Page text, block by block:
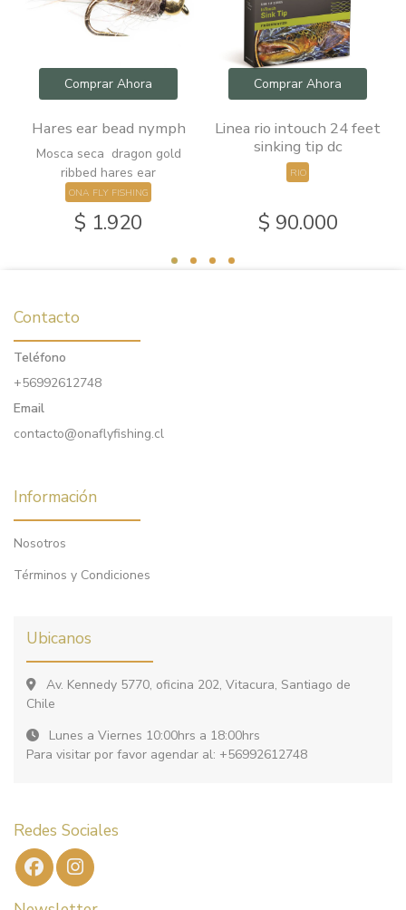
Comprar Ahora
Hares ear bead nymph
Mosca seca dragon gold
ribbed hares ear
ONA FLY FISHING
$ 1.920
Comprar Ahora
Linea rio intouch 24 feet
sinking tip dc
RIO
$ 90.000
Contacto
Teléfono
+56992612748
Email
contacto@onaflyfishing.cl
Información
Nosotros
Términos y Condiciones
Ubicanos
Av. Kennedy 5770, oficina 202, Vitacura, Santiago de
Chile
Lunes a Viernes 10:00hrs a 18:00hrs
Para visitar por favor agendar al: +56992612748
Redes Sociales